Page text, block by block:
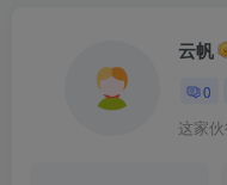
云帆
0
这家